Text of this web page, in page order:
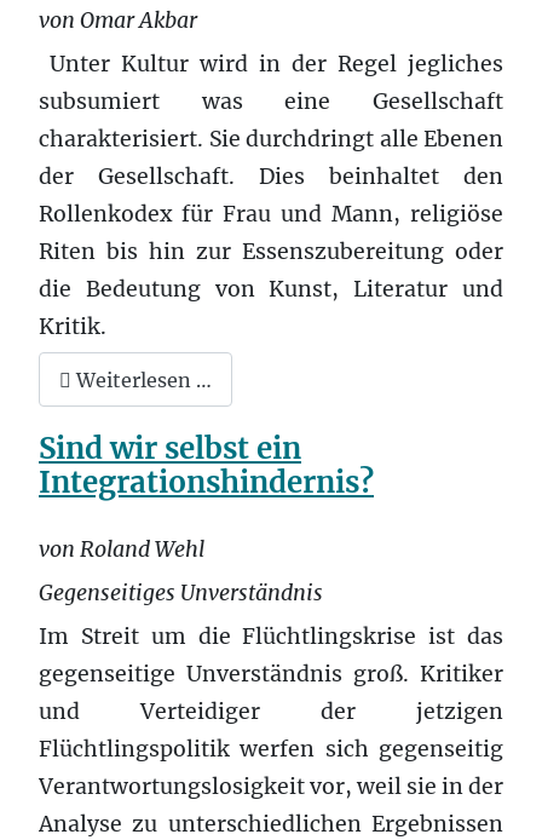
von Omar Akbar
Unter Kultur wird in der Regel jegliches
subsumiert was eine Gesellschaft
charakterisiert. Sie durchdringt alle Ebenen
der Gesellschaft. Dies beinhaltet den
Rollenkodex für Frau und Mann, religiöse
Riten bis hin zur Essenszubereitung oder
die Bedeutung von Kunst, Literatur und
Kritik.
Weiterlesen …
Sind wir selbst ein
Integrationshindernis?
von Roland Wehl
Gegenseitiges Unverständnis
Im Streit um die Flüchtlingskrise ist das
gegenseitige Unverständnis groß. Kritiker
und Verteidiger der jetzigen
Flüchtlingspolitik werfen sich gegenseitig
Verantwortungslosigkeit vor, weil sie in der
Analyse zu unterschiedlichen Ergebnissen